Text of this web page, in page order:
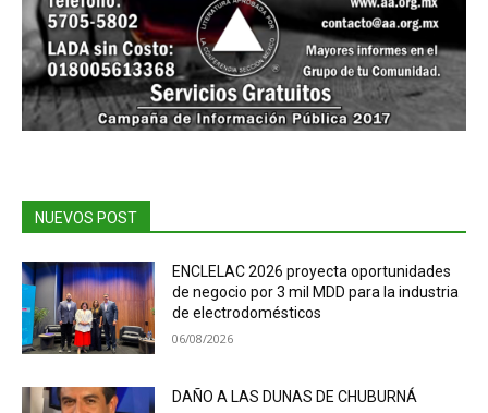
NUEVOS POST
ENCLELAC 2026 proyecta oportunidades
de negocio por 3 mil MDD para la industria
de electrodomésticos
06/08/2026
DAÑO A LAS DUNAS DE CHUBURNÁ